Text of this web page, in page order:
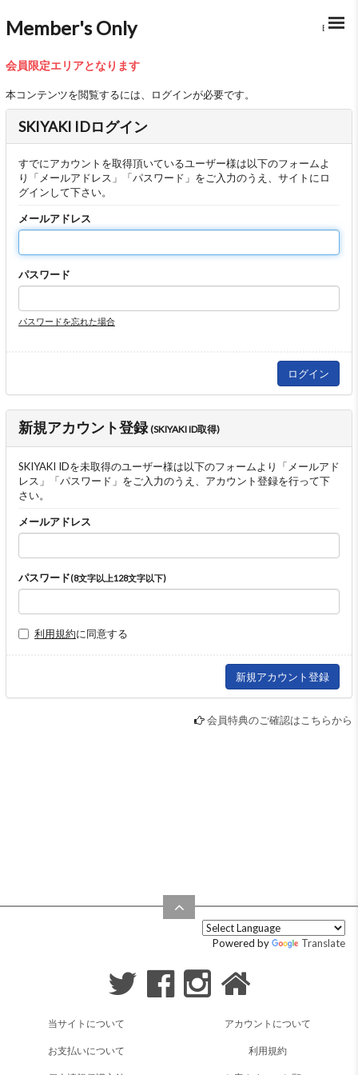
Member's Only BACK
会員限定エリアとなります
本コンテンツを閲覧するには、ログインが必要です。
SKIYAKI IDログイン
すでにアカウントを取得頂いているユーザー様は以下のフォームよ
り「メールアドレス」「パスワード」をご入力のうえ、サイトにロ
グインして下さい。
メールアドレス
パスワード
パスワードを忘れた場合
新規アカウント登録(SKIYAKI ID取得)
SKIYAKI IDを未取得のユーザー様は以下のフォームより「メールアド
レス」「パスワード」をご入力のうえ、アカウント登録を行って下
さい。
メールアドレス
パスワード(8文字以上128文字以下)
利用規約に同意する
会員特典のご確認はこちらから
Powered by Translate
当サイトについて アカウントについて
お支払いについて 利用規約